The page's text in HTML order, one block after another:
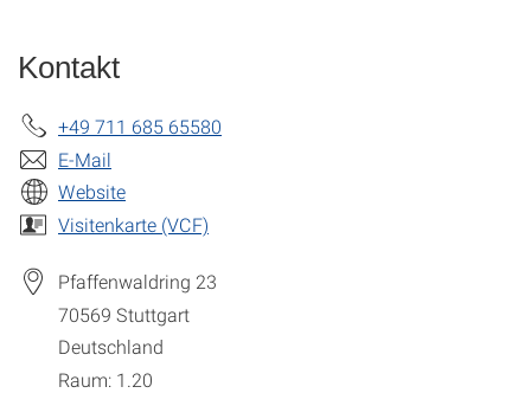
Kontakt
+49 711 685 65580
E-Mail
Website
Visitenkarte (VCF)
Pfaffenwaldring 23
70569 Stuttgart
Deutschland
Raum: 1.20